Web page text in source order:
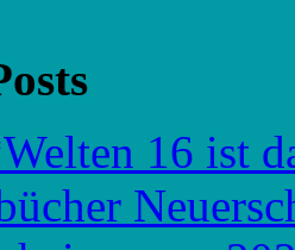
16 ist